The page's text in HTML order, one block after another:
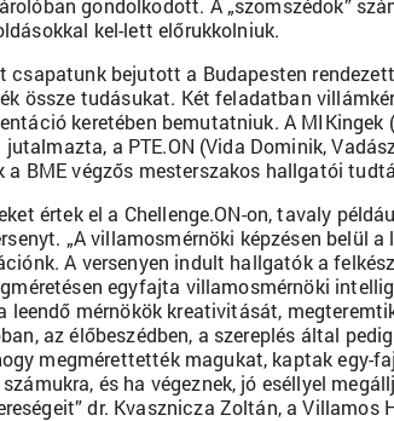
gondolkodott. A „szomszédok”
kel-lett előrukkolniuk.
bejutott a Budapesten
össze tudásukat. Két feladatban
keretében bemutatniuk. A MIKingek
a PTE.ON (Vida Dominik,
BME végzős mesterszakos hallgatói
értek el a Chellenge.ON-on, tavaly
„A villamosmérnöki képzésen belül a
A versenyen indult hallgatók a
egyfajta villamosmérnöki
mérnökök kreativitását,
az élőbeszédben, a szereplés által
megmérettették magukat, kaptak egy-
és ha végeznek, jó eséllyel
dr. Kvasznicza Zoltán, a Villamos